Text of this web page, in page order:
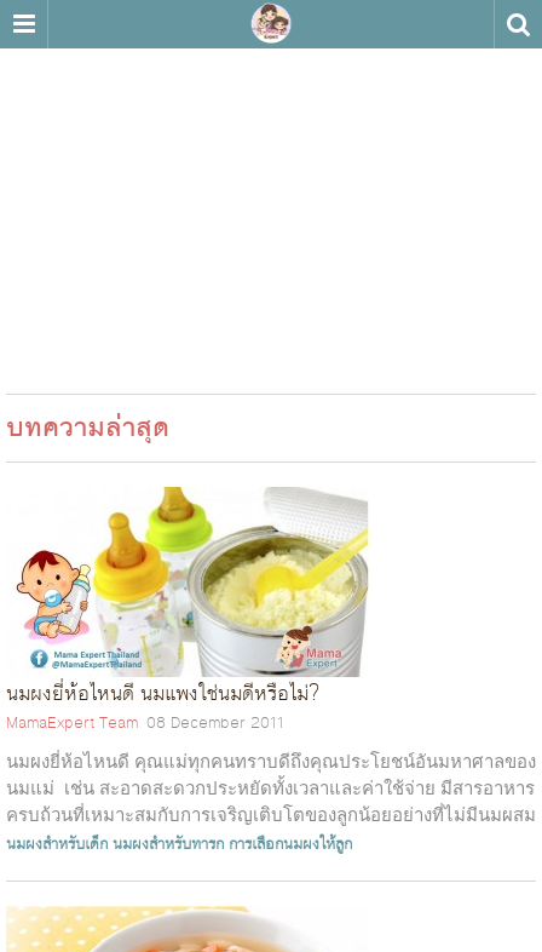
บทความล่าสุด
นมผงยี่ห้อไหนดี นมแพงใช่นมดีหรือไม่?
MamaExpert Team 08 December 2011
นมผงยี่ห้อไหนดี คุณแม่ทุกคนทราบดีถึงคุณประโยชน์อันมหาศาลของ
นมแม่ เช่น สะอาดสะดวกประหยัดทั้งเวลาและค่าใช้จ่าย มีสารอาหาร
ครบถ้วนที่เหมาะสมกับการเจริญเติบโตของลูกน้อยอย่างที่ไม่มีนมผสม
ชนิ...
นมผงสำหรับเด็กนมผงสำหรับทารก การเลือกนมผงให้ลูก